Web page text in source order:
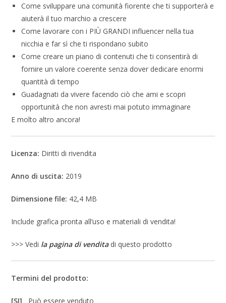
Come sviluppare una comunità fiorente che ti supporterà e
aiuterà il tuo marchio a crescere
Come lavorare con i PIÙ GRANDI influencer nella tua
nicchia e far sì che ti rispondano subito
Come creare un piano di contenuti che ti consentirà di
fornire un valore coerente senza dover dedicare enormi
quantità di tempo
Guadagnati da vivere facendo ciò che ami e scopri
opportunità che non avresti mai potuto immaginare
E molto altro ancora!
Licenza: Diritti di rivendita
Anno di uscita: 2019
Dimensione file: 42,4 MB
Include grafica pronta all’uso e materiali di vendita!
>>> Vedi la pagina di venditadi questo prodotto
Termini del prodotto:
[SI] Può essere venduto